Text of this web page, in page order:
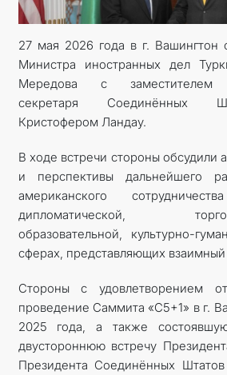
27 мая 2026 года в г. Вашингтон
Министра иностранных дел
Мередова с заместителем
секретаря Соединённых
Кристофером Ландау.
В ходе встречи стороны обсудили
и перспективы дальнейшего
американского
дипломатической,
образовательной, культурно-
сферах, представляющих взаимный
Стороны с удовлетворением
проведение Саммита «C5+1» в г.
2025 года, а также
двустороннюю встречу
Президента Соединённых